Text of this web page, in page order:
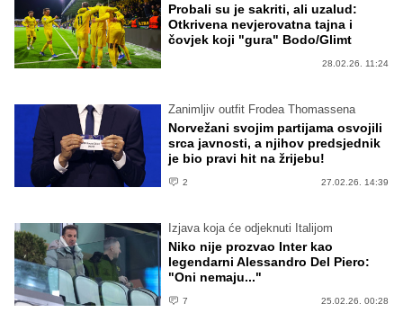
Probali su je sakriti, ali uzalud:
Otkrivena nevjerovatna tajna i
čovjek koji "gura" Bodo/Glimt
28.02.26. 11:24
Zanimljiv outfit Frodea Thomassena
Norvežani svojim partijama osvojili
srca javnosti, a njihov predsjednik
je bio pravi hit na žrijebu!
2 27.02.26. 14:39
Izjava koja će odjeknuti Italijom
Niko nije prozvao Inter kao
legendarni Alessandro Del Piero:
"Oni nemaju..."
7 25.02.26. 00:28